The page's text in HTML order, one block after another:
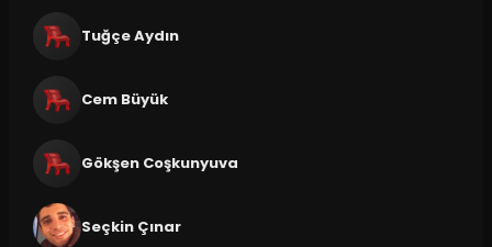
Tuğçe Aydın
Cem Büyük
Gökşen Coşkunyuva
Seçkin Çınar